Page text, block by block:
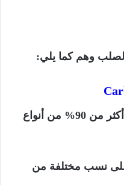
وهم كما يلي:
– ويشمل هذا النوع من الصلب أكثر من 90% من أنواع
نسب مختلفة من